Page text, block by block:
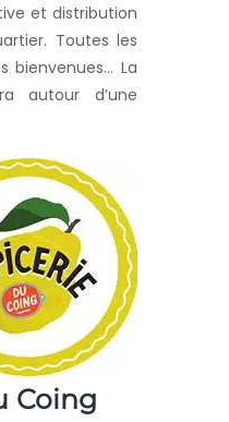
et distribution
Toutes les
bienvenues… La
autour d’une
Coing